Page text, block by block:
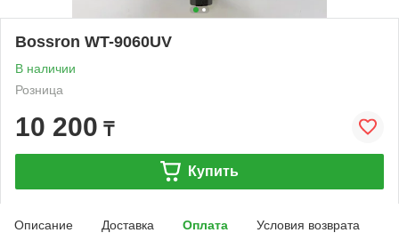
Bossron WT-9060UV
В наличии
Розница
10 200 ₸
Купить
Описание Доставка Оплата Условия возврата